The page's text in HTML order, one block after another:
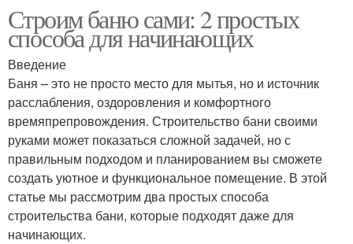
Строим баню сами: 2 простых
способа для начинающих
Введение
Баня – это не просто место для мытья, но и источник
расслабления, оздоровления и комфортного
времяпрепровождения. Строительство бани своими
руками может показаться сложной задачей, но с
правильным подходом и планированием вы сможете
создать уютное и функциональное помещение. В этой
статье мы рассмотрим два простых способа
строительства бани, которые подходят даже для
начинающих.